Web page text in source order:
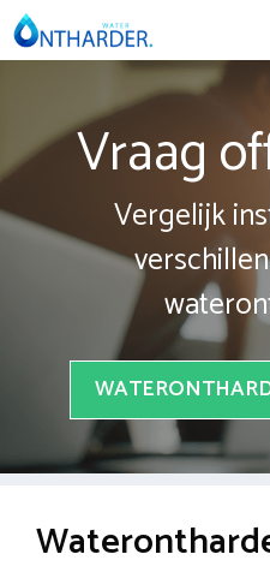
Spring
naar
Vraag
Vergelijk